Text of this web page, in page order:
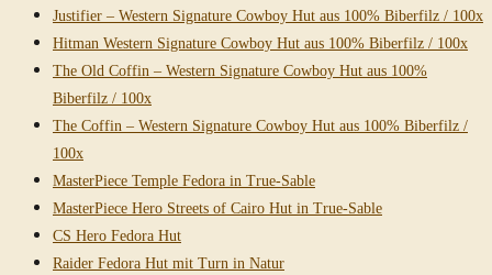
Justifier – Western Signature Cowboy Hut aus 100% Biberfilz / 100x
Hitman Western Signature Cowboy Hut aus 100% Biberfilz / 100x
The Old Coffin – Western Signature Cowboy Hut aus 100%
Biberfilz / 100x
The Coffin – Western Signature Cowboy Hut aus 100% Biberfilz /
100x
MasterPiece Temple Fedora in True-Sable
MasterPiece Hero Streets of Cairo Hut in True-Sable
CS Hero Fedora Hut
Raider Fedora Hut mit Turn in Natur